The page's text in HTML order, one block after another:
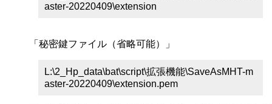
aster-20220409\extension
「秘密鍵ファイル（省略可能）」
L:\2_Hp_data\bat\script\拡張機能\SaveAsMHT-m
aster-20220409\extension.pem